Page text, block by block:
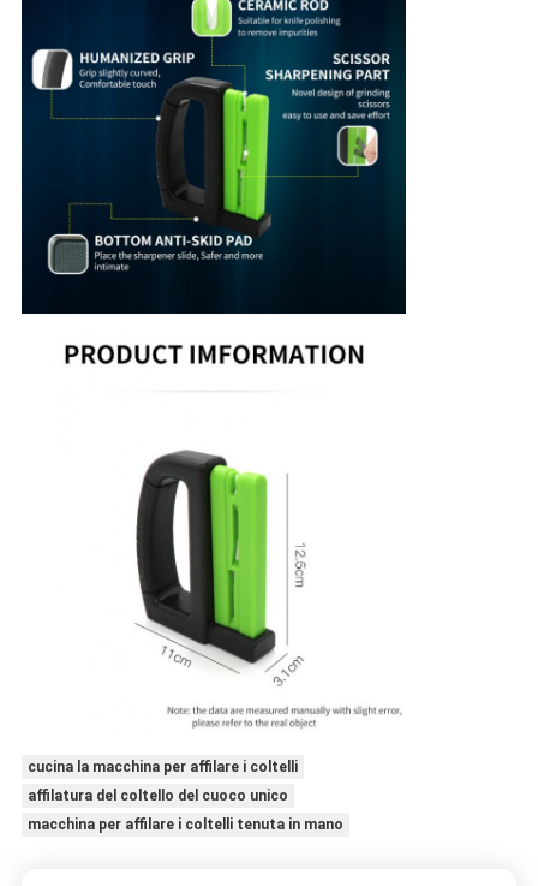
cucina la macchina per affilare i coltelli
affilatura del coltello del cuoco unico
macchina per affilare i coltelli tenuta in mano